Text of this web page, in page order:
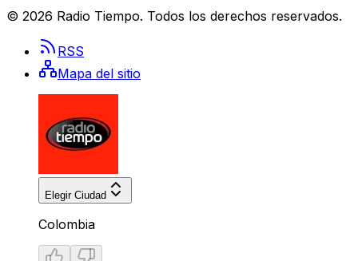
© 2026 Radio Tiempo. Todos los derechos reservados.
RSS
Mapa del sitio
Elegir Ciudad
Colombia